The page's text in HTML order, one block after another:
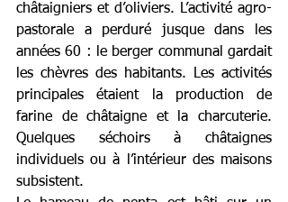
châtaigniers et d’oliviers. L’activité agro-
pastorale a perduré jusque dans les
années 60 : le berger communal gardait
les chèvres des habitants. Les activités
principales étaient la production de
farine de châtaigne et la charcuterie.
Quelques séchoirs à châtaignes
individuels ou à l’intérieur des maisons
subsistent.